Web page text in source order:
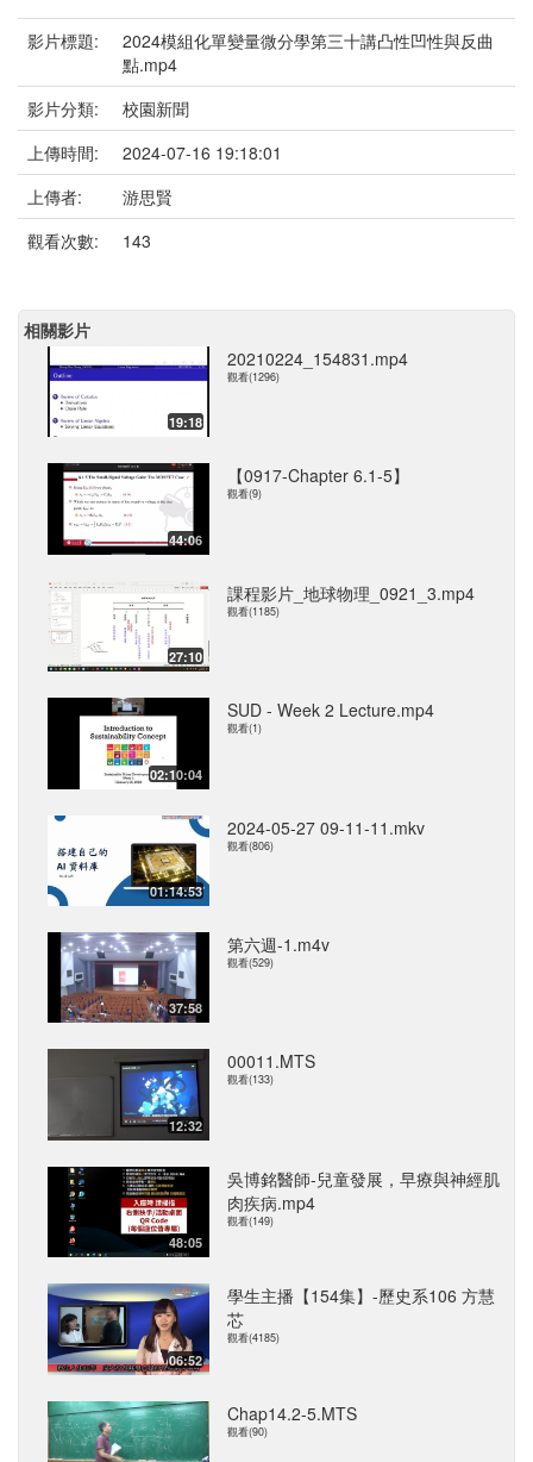
影片標題:
2024模組化單變量微分學第三十講凸性凹性與反曲
點.mp4
影片分類:
校園新聞
上傳時間:
2024-07-16 19:18:01
上傳者:
游思賢
觀看次數:
143
相關影片
19:18
20210224_154831.mp4
觀看(1296)
44:06
【0917-Chapter 6.1-5】
觀看(9)
27:10
課程影片_地球物理_0921_3.mp4
觀看(1185)
02:10:04
SUD - Week 2 Lecture.mp4
觀看(1)
01:14:53
2024-05-27 09-11-11.mkv
觀看(806)
37:58
第六週-1.m4v
觀看(529)
12:32
00011.MTS
觀看(133)
48:05
吳博銘醫師-兒童發展，早療與神經肌
肉疾病.mp4
觀看(149)
06:52
學生主播【154集】-歷史系106 方慧
芯
觀看(4185)
Chap14.2-5.MTS
觀看(90)